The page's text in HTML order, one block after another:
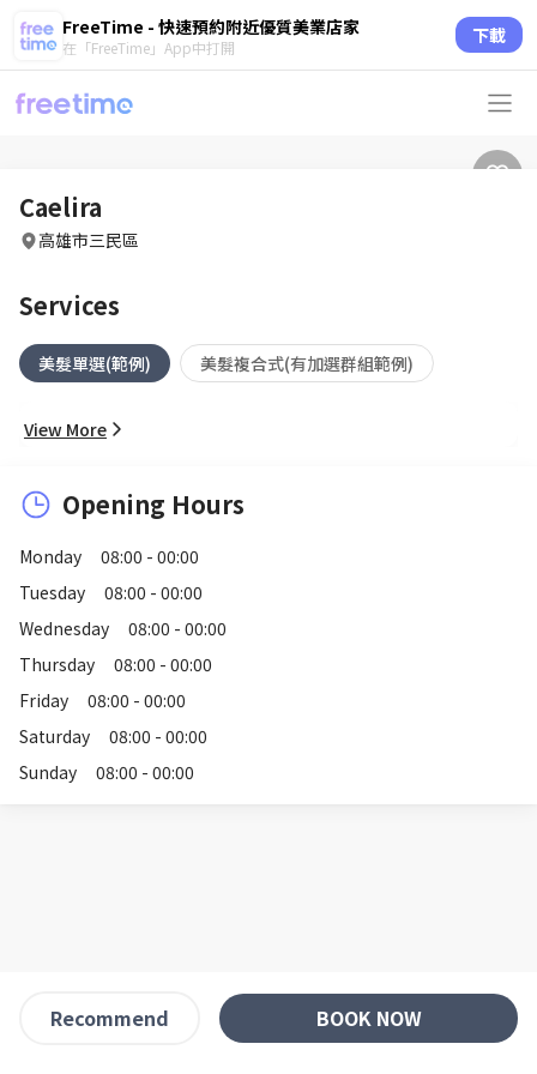
FreeTime - 快速預約附近優質美業店家
在「FreeTime」App中打開 下載
Caelira
高雄市三民區
Services
美髮單選(範例) 美髮複合式(有加選群組範例)
View More
Opening Hours
Monday
08:00 - 00:00
Tuesday
08:00 - 00:00
Wednesday
08:00 - 00:00
Thursday
08:00 - 00:00
Friday
08:00 - 00:00
Saturday
08:00 - 00:00
Sunday
08:00 - 00:00
Recommend BOOK NOW